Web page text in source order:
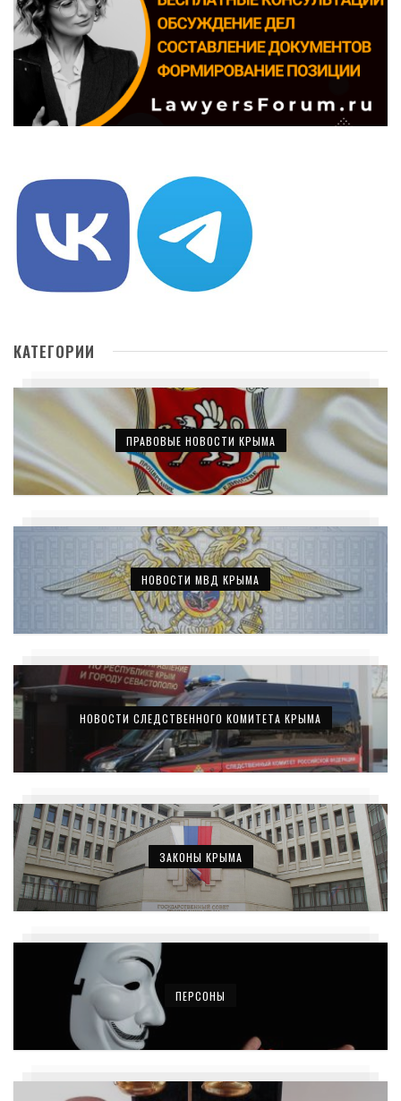
КАТЕГОРИИ
ПРАВОВЫЕ НОВОСТИ КРЫМА
НОВОСТИ МВД КРЫМА
НОВОСТИ СЛЕДСТВЕННОГО КОМИТЕТА КРЫМА
ЗАКОНЫ КРЫМА
ПЕРСОНЫ